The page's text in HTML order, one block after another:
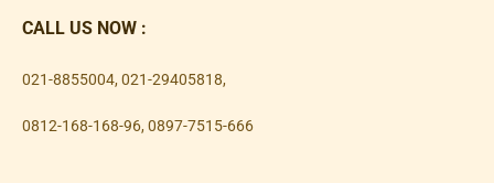
CALL US NOW :
021-8855004, 021-29405818,
0812-168-168-96, 0897-7515-666